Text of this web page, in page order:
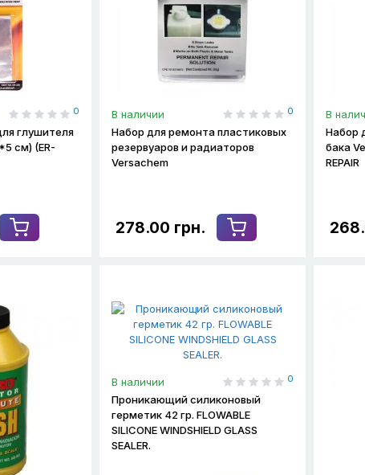
0
глушителя
см) (ER-
В наличии 0
Набор для ремонта пластиковых
резервуаров и радиаторов
Versachem
278.00 грн.
В
Набор
бака
REPAIR
В наличии 0
Проникающий силиконовый
герметик 42 гр. FLOWABLE
SILICONE WINDSHIELD GLASS
SEALER.